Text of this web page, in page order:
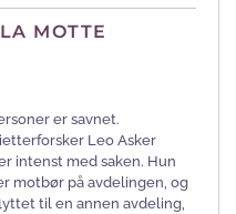
MOTTE
er savnet.
Leo Asker
intenst med saken. Hun
motbør på avdelingen, og
til en annen avdeling,